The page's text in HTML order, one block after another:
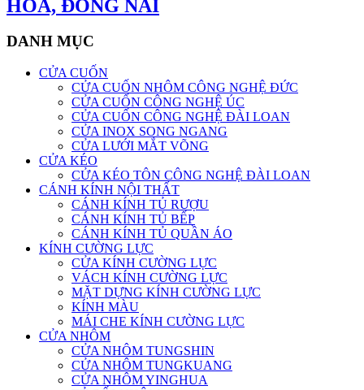
HÒA, ĐỒNG NAI
DANH MỤC
CỬA CUỐN
CỬA CUỐN NHÔM CÔNG NGHỆ ĐỨC
CỬA CUỐN CÔNG NGHỆ ÚC
CỬA CUỐN CÔNG NGHỆ ĐÀI LOAN
CỬA INOX SONG NGANG
CỬA LƯỚI MẮT VÕNG
CỬA KÉO
CỬA KÉO TÔN CÔNG NGHỆ ĐÀI LOAN
CÁNH KÍNH NỘI THẤT
CÁNH KÍNH TỦ RƯỢU
CÁNH KÍNH TỦ BẾP
CÁNH KÍNH TỦ QUẦN ÁO
KÍNH CƯỜNG LỰC
CỬA KÍNH CƯỜNG LỰC
VÁCH KÍNH CƯỜNG LỰC
MẶT DỰNG KÍNH CƯỜNG LỰC
KÍNH MÀU
MÁI CHE KÍNH CƯỜNG LỰC
CỬA NHÔM
CỬA NHÔM TUNGSHIN
CỬA NHÔM TUNGKUANG
CỬA NHÔM YINGHUA